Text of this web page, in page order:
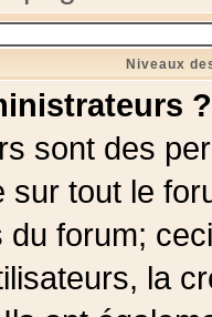
Niveaux
?
sont des
sur tout le
forum;
la